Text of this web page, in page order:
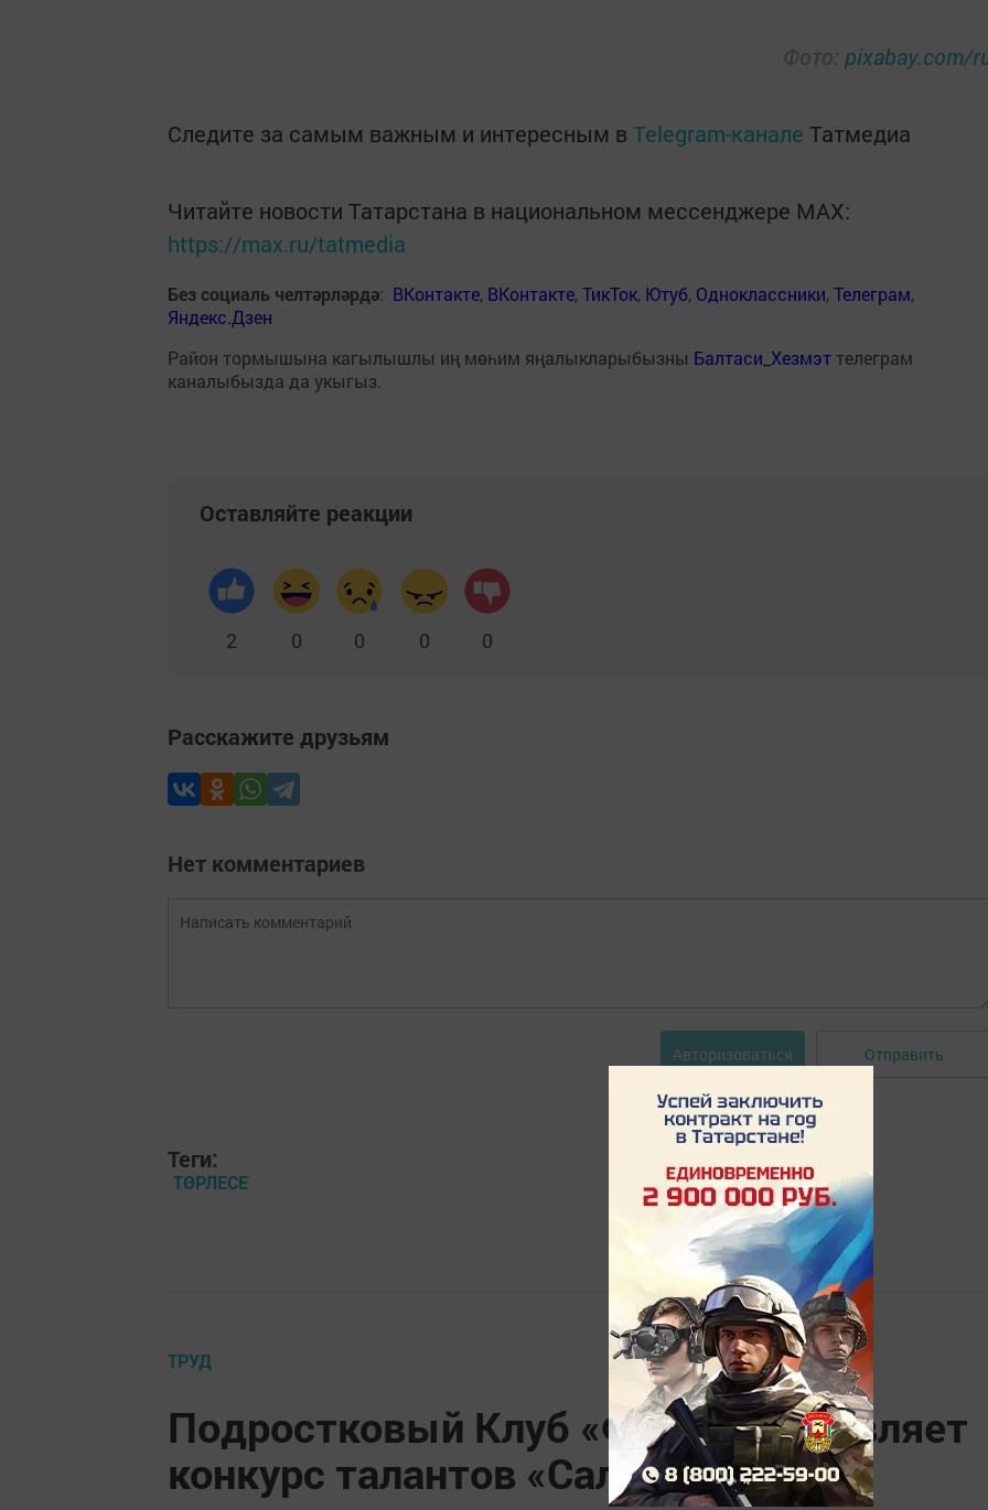
Фото: pixabay.com/
Следите за самым важным и интересным в Telegram-канале Татмедиа
Читайте новости Татарстана в национальном мессенджере MАХ:
https://max.ru/tatmedia
Без социаль челтәрләрдә: ВКонтакте, ВКонтакте,ТикТок, Ютуб, Одноклассники,Телеграм,
Яндекс.Дзен
Район тормышына кагылышлы иң мөһим яңалыкларыбызны Балтаси_Хезмэт телеграм
каналыбызда да укыгыз.
Оставляйте реакции
2 0 0 0 0
Расскажите друзьям
Нет комментариев
Авторизоваться Отправить
Теги:
ТӨРЛЕСЕ
ТРУД
Подростковый Клуб «Факел» объявляет
конкурс талантов «Салют»?